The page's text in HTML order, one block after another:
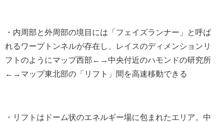
・内周部と外周部の境目には「フェイズランナー」と呼ば
れるワープトンネルが存在し、レイスのディメンションリ
フトのようにマップ西部←→中央付近のハモンドの研究所
←→マップ東北部の「リフト」間を高速移動できる
・リフトはドーム状のエネルギー場に包まれたエリア。中